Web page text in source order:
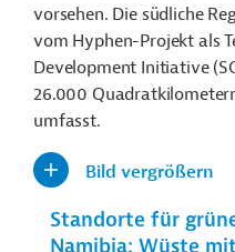
vorsehen. Die südliche
vom Hyphen-Projekt als
Development Initiative
26.000
umfasst.
Bild vergrößern